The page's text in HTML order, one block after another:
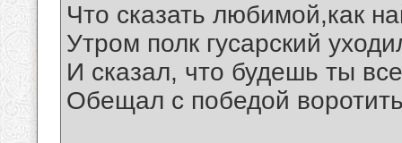
Что сказать любимой,как
Утром полк гусарский
И сказал, что будешь ты
Обещал с победой